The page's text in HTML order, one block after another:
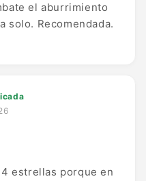
el aburrimiento
solo. Recomendada.
estrellas porque en